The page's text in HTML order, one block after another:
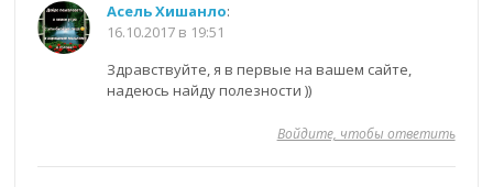
Асель Хишанло:
16.10.2017 в 19:51
Здравствуйте, я в первые на вашем сайте,
надеюсь найду полезности ))
Войдите, чтобы ответить